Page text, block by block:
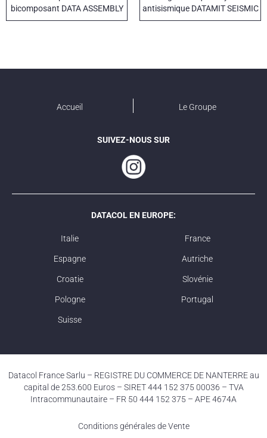
bicomposant DATA ASSEMBLY
antisismique DATAMIT SEISMIC
Accueil Le Groupe
SUIVEZ-NOUS SUR
DATACOL EN EUROPE:
Italie France
Espagne Autriche
Croatie Slovénie
Pologne Portugal
Suisse
Datacol France Sarlu – REGISTRE DU COMMERCE DE NANTERRE au
capital de 253.600 Euros – SIRET 444 152 375 00036 – TVA
Intracommunautaire – FR 50 444 152 375 – APE 4674A
Conditions générales de Vente